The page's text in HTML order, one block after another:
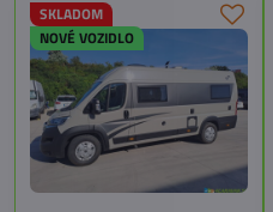
SKLADOM
NOVÉ VOZIDLO